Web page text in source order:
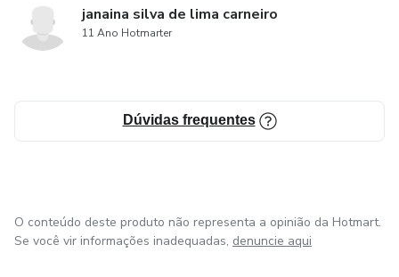
janaina silva de lima carneiro
11 Ano Hotmarter
Dúvidas frequentes
O conteúdo deste produto não representa a opinião da Hotmart.
Se você vir informações inadequadas, denuncie aqui